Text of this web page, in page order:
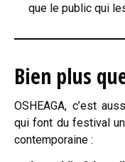
que le public qui
Bien plus
OSHEAGA, c’est
qui font du festival
contemporaine :